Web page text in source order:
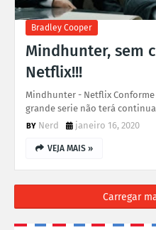
Bradley Cooper
Mindhunter, sem
Netflix!!!
Mindhunter - Netflix
grande serie não terá
Nerd
janeiro 16, 2020
VEJA MAIS »
Carregar